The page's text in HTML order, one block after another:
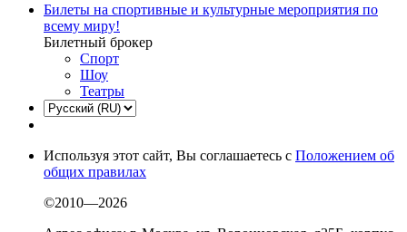
Билеты на спортивные и культурные мероприятия по
всему миру!
Билетный брокер
Спорт
Шоу
Театры
Используя этот сайт, Вы соглашаетесь с Положением об
общих правилах
©2010—2026